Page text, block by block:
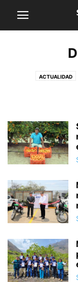
ACTUALIDAD
NOTICIAS